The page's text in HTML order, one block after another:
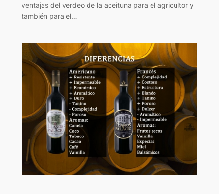
ventajas del verdeo de la aceituna para el agricultor y
también para el…